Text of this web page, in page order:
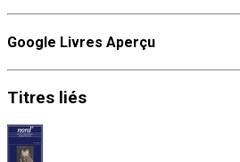
Google Livres Aperçu
Titres liés